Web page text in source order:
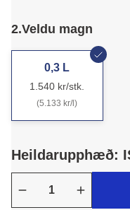
2.Veldu magn
0,3 L
1.540 kr/stk.
(5.133 kr/l)
Heildarupphæð: